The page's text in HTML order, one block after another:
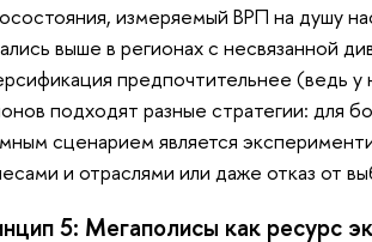
измеряемый ВРП на душу
выше в регионах с несвязанной
предпочтительнее (ведь
подходят разные стратегии: для
сценарием является
и отраслями или даже отказ от
5: Мегаполисы как ресурс